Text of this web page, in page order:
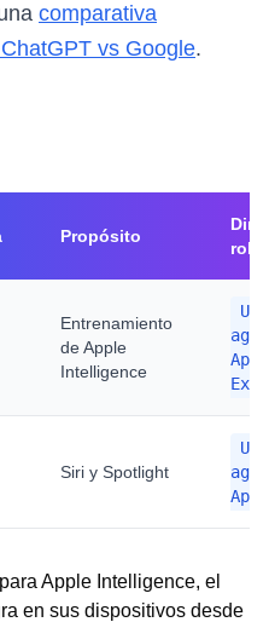
comparativa
vs Google.
Propósito
Entrenamiento
de Apple
Intelligence
Siri y Spotlight
Apple Intelligence, el
en sus dispositivos desde